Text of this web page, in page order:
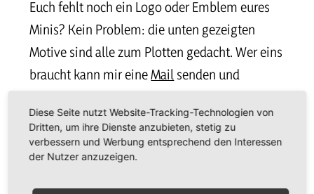
Euch fehlt noch ein Logo oder Emblem eures
Minis? Kein Problem: die unten gezeigten
Motive sind alle zum Plotten gedacht. Wer eins
braucht kann mir eineMail senden und
vergrößern bitte Bild anklicken.
Diese Seite nutzt Website-Tracking-Technologien von
Dritten, um ihre Dienste anzubieten, stetig zu
verbessern und Werbung entsprechend den Interessen
der Nutzer anzuzeigen.